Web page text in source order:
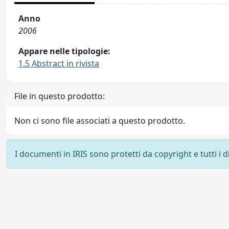
Anno
2006
Appare nelle tipologie:
1.5 Abstract in rivista
File in questo prodotto:
Non ci sono file associati a questo prodotto.
I documenti in IRIS sono protetti da copyright e tutti i